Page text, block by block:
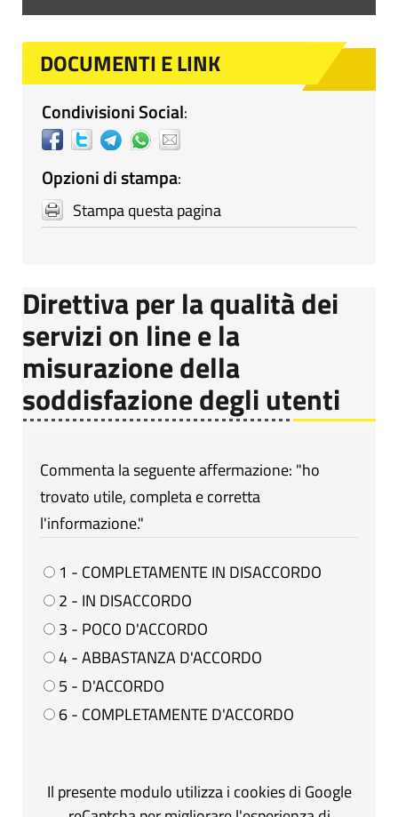
DOCUMENTI E LINK
Condivisioni Social:
Opzioni di stampa:
Stampa questa pagina
Direttiva per la qualità dei
servizi on line e la
misurazione della
soddisfazione degli utenti
Commenta la seguente affermazione: "ho
trovato utile, completa e corretta
l'informazione."
1 - COMPLETAMENTE IN DISACCORDO
2 - IN DISACCORDO
3 - POCO D'ACCORDO
4 - ABBASTANZA D'ACCORDO
5 - D'ACCORDO
6 - COMPLETAMENTE D'ACCORDO
Il presente modulo utilizza i cookies di Google